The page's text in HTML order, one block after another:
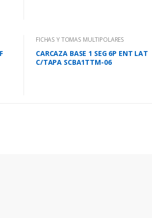
FICHAS Y TOMAS MULTIPOLARES
CARCAZA BASE 1 SEG 6P ENT LAT
C/TAPA SCBA1TTM-06